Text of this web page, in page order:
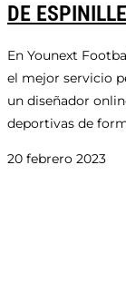
DE
En Younext
el mejor servicio
un diseñador
deportivas de
20 febrero 2023